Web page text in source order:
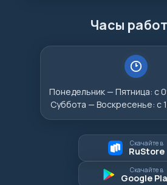
Часы
Понедельник — Пятница: с
Суббота — Воскресенье: с
Скачайте в
RuStore
Скачайте в
Google